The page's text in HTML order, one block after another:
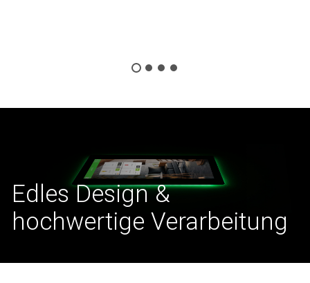
Edles Design &
hochwertige Verarbeitung